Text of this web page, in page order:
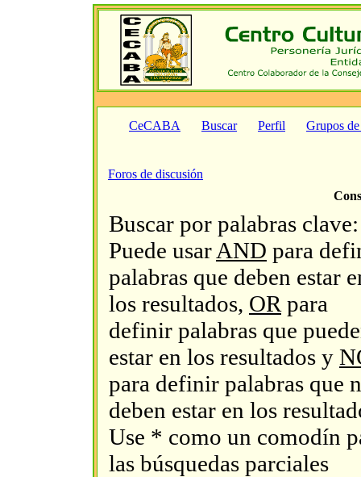
CeCABA Buscar Perfil Grupos
Foros de discusión
Buscar por palabras clave:
Puede usar AND para
palabras que deben estar
los resultados, OR para
definir palabras que
estar en los resultados y
para definir palabras que
deben estar en los
Use * como un comodín
las búsquedas parciales